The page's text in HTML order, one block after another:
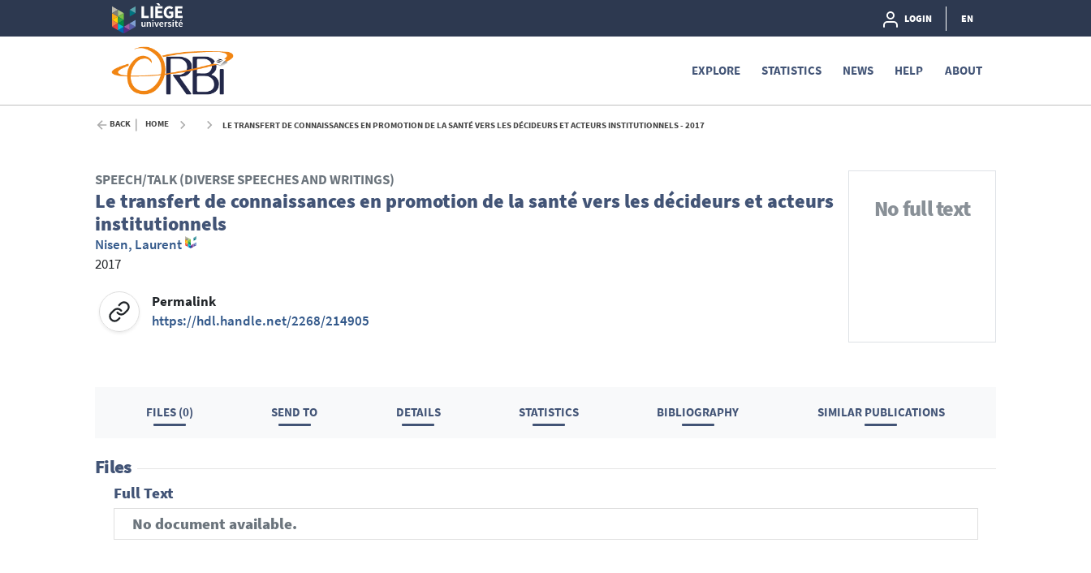
LOGIN EN
EXPLORE STATISTICS NEWS HELP ABOUT
BACK HOME LE TRANSFERT DE CONNAISSANCES EN PROMOTION DE LA SANTÉ VERS LES DÉCIDEURS ET ACTEURS INSTITUTIONNELS - 2017
No full text
SPEECH/TALK (DIVERSE SPEECHES AND WRITINGS)
Le transfert de connaissances en promotion de la santé vers les décideurs et acteurs
institutionnels
Nisen, Laurent
2017
Permalink
https://hdl.handle.net/2268/214905
FILES (0) SEND TO DETAILS STATISTICS BIBLIOGRAPHY SIMILAR PUBLICATIONS
Files
Full Text
No document available.